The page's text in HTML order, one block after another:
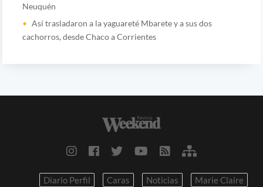
Neuquén
Así trasladaron a la yaguareté Mbarete y a sus dos
cachorros, desde Chaco a Corrientes
Diario Perfil Caras Noticias
Marie Claire